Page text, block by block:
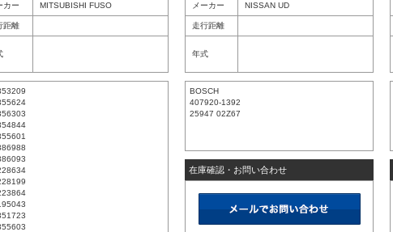
カー MITSUBISHI FUSO
距離
メーカー NISSAN UD
走行距離
年式
BOSCH
407920-1392
25947 02Z67
在庫確認・お問い合わせ